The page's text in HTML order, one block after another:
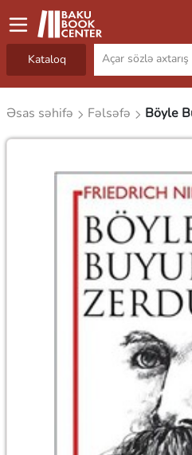
Kataloq
Əsas səhifə Fəlsəfə Böyle